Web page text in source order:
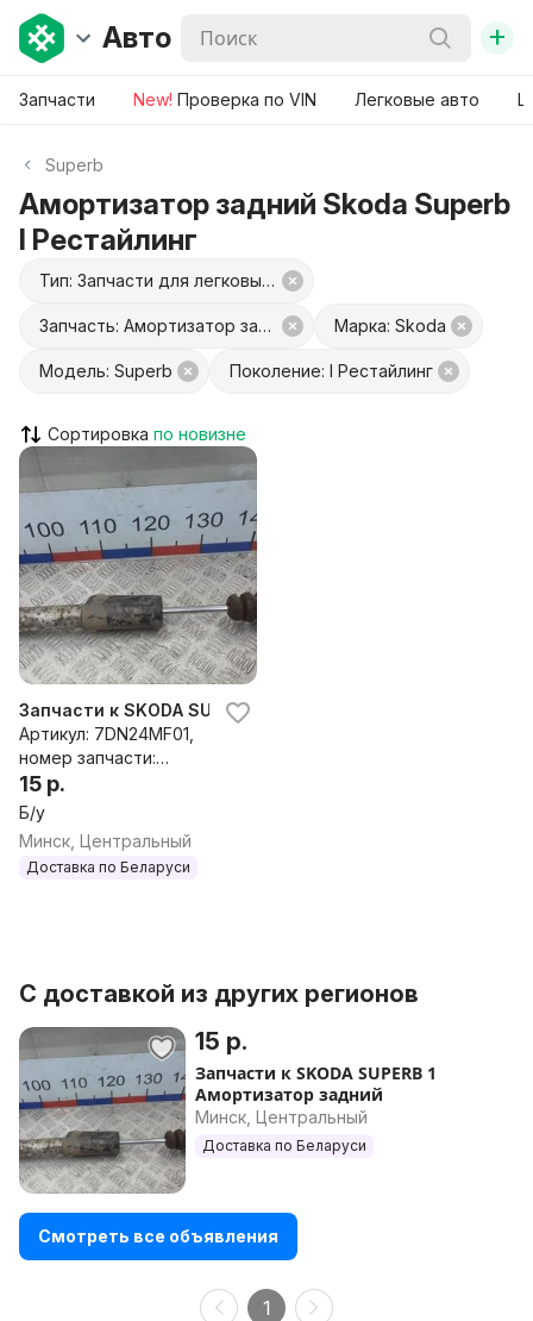
Авто +
Запчасти New! Проверка по VIN Легковые авто
Superb
Амортизатор задний Skoda Superb
I Рестайлинг
Тип: Запчасти для легковых авто
Запчасть: Амортизатор задний Марка: Skoda
Модель: Superb Поколение: I Рестайлинг
Сортировка
Запчасти к SKODA SUPERB 1 Амортизатор задний
Артикул: 7DN24MF01,
номер запчасти:
3B5513031B, 3B0513353
15 р.
Б/у
Минск, Центральный
Доставка по Беларуси
С доставкой из других регионов
15 р.
Запчасти к SKODA SUPERB 1
Амортизатор задний
Минск, Центральный
Доставка по Беларуси
Смотреть все объявления
1